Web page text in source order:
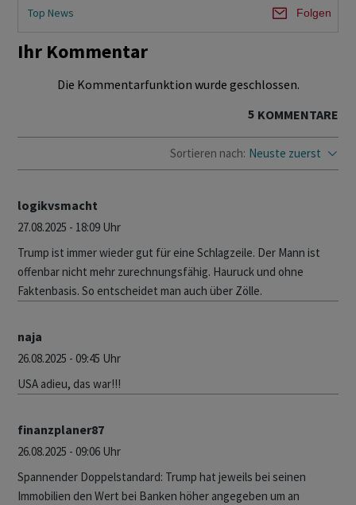
Top News Folgen
Ihr Kommentar
Die Kommentarfunktion wurde geschlossen.
5 KOMMENTARE
Sortieren nach: Neuste zuerst
logikvsmacht
27.08.2025 - 18:09 Uhr
Trump ist immer wieder gut für eine Schlagzeile. Der Mann ist
offenbar nicht mehr zurechnungsfähig. Hauruck und ohne
Faktenbasis. So entscheidet man auch über Zölle.
naja
26.08.2025 - 09:45 Uhr
USA adieu, das war!!!
finanzplaner87
26.08.2025 - 09:06 Uhr
Spannender Doppelstandard: Trump hat jeweils bei seinen
Immobilien den Wert bei Banken höher angegeben um an